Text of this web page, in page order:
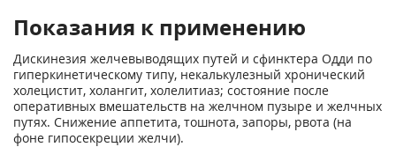
Показания к применению
Дискинезия желчевыводящих путей и сфинктера Одди по
гиперкинетическому типу, некалькулезный хронический
холецистит, холангит, холелитиаз; состояние после
оперативных вмешательств на желчном пузыре и желчных
путях. Снижение аппетита, тошнота, запоры, рвота (на
фоне гипосекреции желчи).